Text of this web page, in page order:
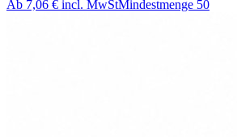
Ab 7,06 € incl. MwStMindestmenge 50